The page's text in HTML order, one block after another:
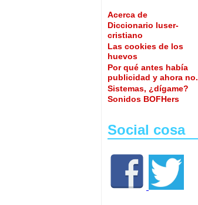
Acerca de
Diccionario luser-
cristiano
Las cookies de los
huevos
Por qué antes había
publicidad y ahora no.
Sistemas, ¿dígame?
Sonidos BOFHers
Social cosa